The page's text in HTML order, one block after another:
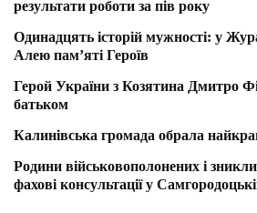
результати роботи за пів року
Одинадцять історій мужності: у
Алею пам’яті Героїв
Герой України з Козятина Дмитро
батьком
Калинівська громада обрала
Родини військовополонених і
фахові консультації у